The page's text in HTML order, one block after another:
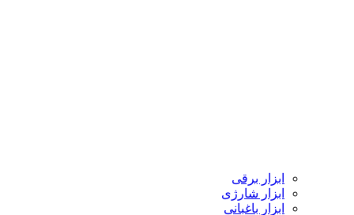
ابزار برقی
ابزار شارژی
ابزار باغبانی